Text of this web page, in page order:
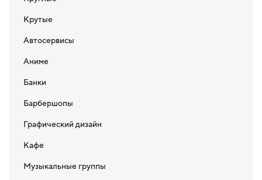
Крутые
Автосервисы
Аниме
Банки
Барбершопы
Графический дизайн
Кафе
Музыкальные группы